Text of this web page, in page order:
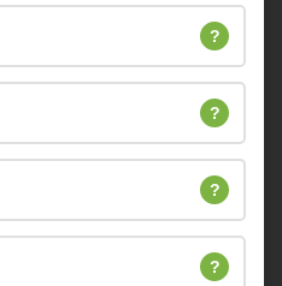
?
?
?
?